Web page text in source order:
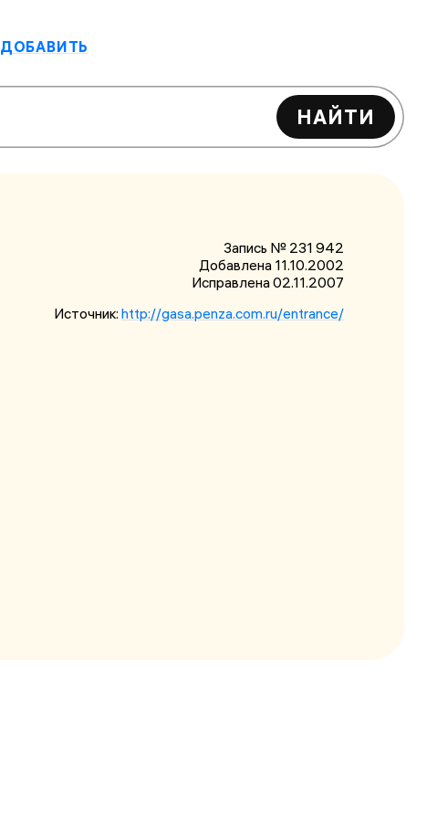
ДОБАВИТЬ
НАЙТИ
Запись № 231 942
Добавлена 11.10.2002
Исправлена02.11.2007
Источник: http://gasa.penza.com.ru/entrance/